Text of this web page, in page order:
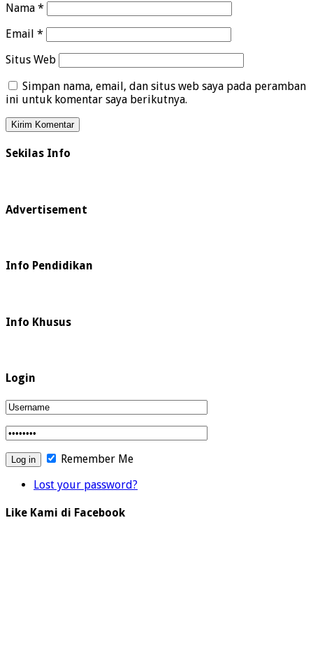
Nama *
Email *
Situs Web
Simpan nama, email, dan situs web saya pada peramban
ini untuk komentar saya berikutnya.
Sekilas Info
Advertisement
Info Pendidikan
Info Khusus
Login
Remember Me
Lost your password?
Like Kami di Facebook